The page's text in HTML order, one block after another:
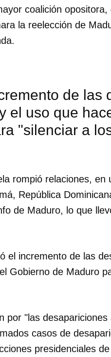
coalición
la reelección de
de las
el uso que
"silenciar a
rompió relaciones, en
República
de Maduro, lo que
el incremento de las
Gobierno de Maduro
por "las
casos de
presidenciales